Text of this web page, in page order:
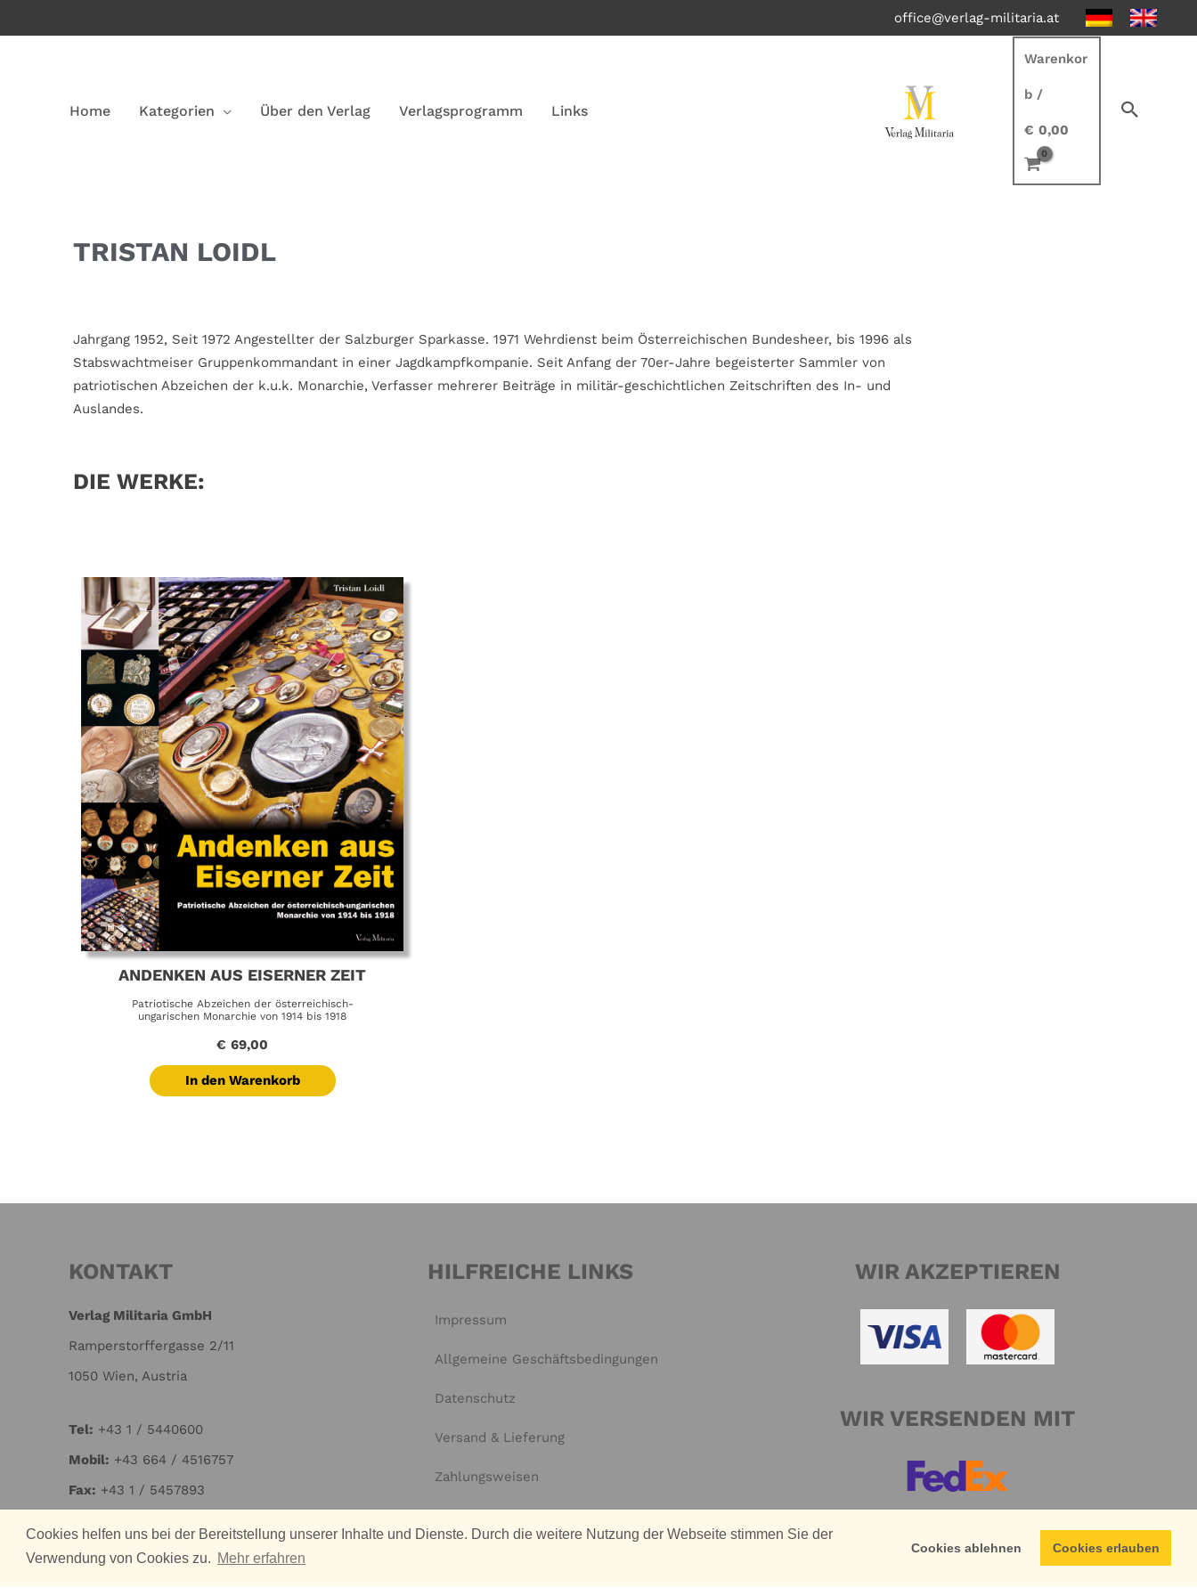
Cookies helfen uns bei der Bereitstellung unserer Inhalte und Dienste. Durch die weitere Nutzung der Webseite stimmen Sie der
Verwendung von Cookies zu. Mehr erfahren
Cookies ablehnen Cookies erlauben
office@verlag-militaria.at
Home Kategorien Über den Verlag Verlagsprogramm Links
Warenkor
b/
€ 0,00
TRISTAN LOIDL
Jahrgang 1952, Seit 1972 Angestellter der Salzburger Sparkasse. 1971 Wehrdienst beim Österreichischen Bundesheer, bis 1996 als
Stabswachtmeiser Gruppenkommandant in einer Jagdkampfkompanie. Seit Anfang der 70er-Jahre begeisterter Sammler von
patriotischen Abzeichen der k.u.k. Monarchie, Verfasser mehrerer Beiträge in militär-geschichtlichen Zeitschriften des In- und
Auslandes.
DIE WERKE:
ANDENKEN AUS EISERNER ZEIT
Patriotische Abzeichen der österreichisch-
ungarischen Monarchie von 1914 bis 1918
€ 69,00
In den Warenkorb
KONTAKT
Verlag Militaria GmbH
Ramperstorffergasse 2/11
1050 Wien, Austria
Tel: +43 1 / 5440600
Mobil: +43 664 / 4516757
Fax: +43 1 / 5457893
UID./VAT-Nr.:
ATU66721522
HILFREICHE LINKS
Impressum
Allgemeine Geschäftsbedingungen
Datenschutz
Versand & Lieferung
Zahlungsweisen
WIR AKZEPTIEREN
WIR VERSENDEN MIT